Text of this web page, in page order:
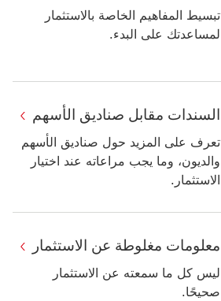
تبسيط المفاهيم الخاصة بالاستثمار
لمساعدتك على البدء.
السندات مقابل صناديق الأسهم
تعرف على المزيد حول صناديق الأسهم
والديون، وما يجب مراعاته عند اختيار
الاستثمار.
معلومات مغلوطة عن الاستثمار
ليس كل ما سمعته عن الاستثمار
صحيحًا.